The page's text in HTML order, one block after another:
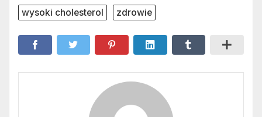
wysoki cholesterol
zdrowie